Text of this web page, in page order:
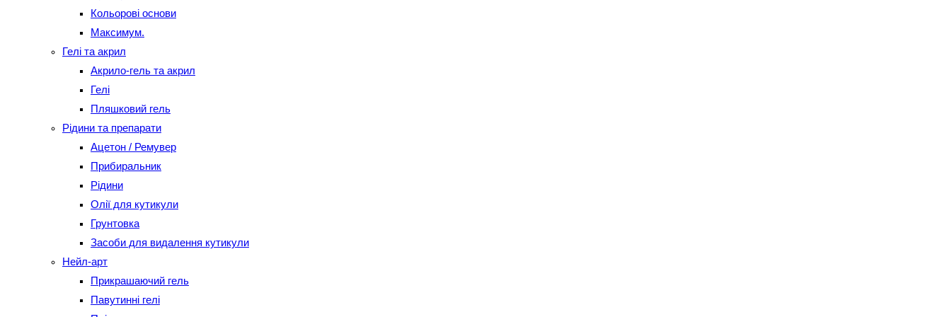
Кольорові основи
Максимум.
Гелі та акрил
Акрило-гель та акрил
Гелі
Пляшковий гель
Рідини та препарати
Ацетон / Ремувер
Прибиральник
Рідини
Олії для кутикули
Грунтовка
Засоби для видалення кутикули
Нейл-арт
Прикрашаючий гель
Павутинні гелі